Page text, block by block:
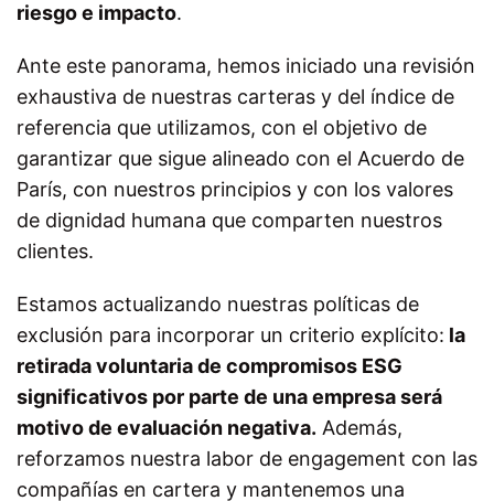
riesgo e impacto.
Ante este panorama, hemos iniciado una revisión
exhaustiva de nuestras carteras y del índice de
referencia que utilizamos, con el objetivo de
garantizar que sigue alineado con el Acuerdo de
París, con nuestros principios y con los valores
de dignidad humana que comparten nuestros
clientes.
Estamos actualizando nuestras políticas de
exclusión para incorporar un criterio explícito: la
retirada voluntaria de compromisos ESG
significativos por parte de una empresa será
motivo de evaluación negativa. Además,
reforzamos nuestra labor de engagement con las
compañías en cartera y mantenemos una